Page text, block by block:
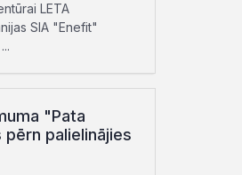
LETA
SIA "Enefit"
"Pata
palielinājies